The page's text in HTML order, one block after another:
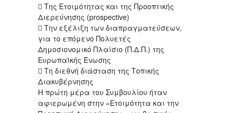
 Της Ετοιμότητας και της Προοπτικής
Διερεύνησης (prospective)
 Την εξέλιξη των διαπραγματεύσεων,
για το επόμενο Πολυετές
Δημοσιονομικό Πλαίσιο (Π.Δ.Π.) της
Ευρωπαϊκής Ένωσης
 Τη διεθνή διάσταση της Τοπικής
Διακυβέρνησης
Η πρώτη μέρα του Συμβουλίου ήταν
αφιερωμένη στην «Ετοιμότητα και την